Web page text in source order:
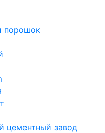
порошок
цементный завод